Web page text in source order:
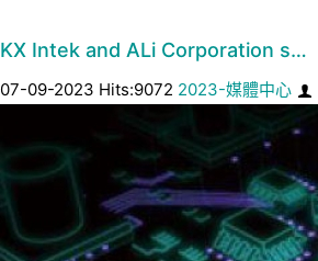
KX Intek and ALi Corporation s…
07-09-2023 Hits:9072 2023-媒體中心